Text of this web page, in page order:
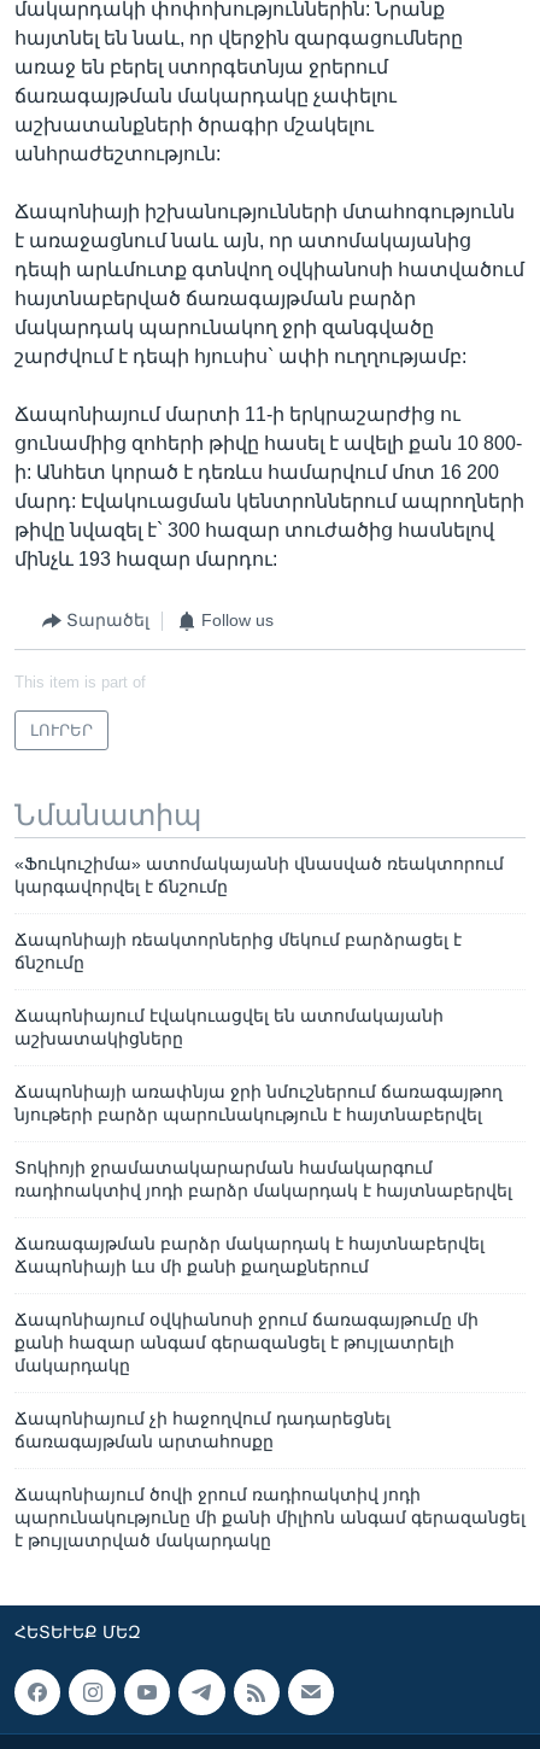
մակարդակի փոփոխություններին: Նրանք
հայտնել են նաև, որ վերջին զարգացումները
առաջ են բերել ստորգետնյա ջրերում
ճառագայթման մակարդակը չափելու
աշխատանքների ծրագիր մշակելու
անհրաժեշտություն:
Ճապոնիայի իշխանությունների մտահոգությունն
է առաջացնում նաև այն, որ ատոմակայանից
դեպի արևմուտք գտնվող օվկիանոսի հատվածում
հայտնաբերված ճառագայթման բարձր
մակարդակ պարունակող ջրի զանգվածը
շարժվում է դեպի հյուսիս` ափի ուղղությամբ:
Ճապոնիայում մարտի 11-ի երկրաշարժից ու
ցունամիից զոհերի թիվը հասել է ավելի քան 10 800-
ի: Անհետ կորած է դեռևս համարվում մոտ 16 200
մարդ: Էվակուացման կենտրոններում ապրողների
թիվը նվազել է` 300 հազար տուժածից հասնելով
մինչև 193 հազար մարդու:
Տարածել Follow us
This item is part of
ԼՈՒՐԵՐ
Նմանատիպ
«Ֆուկուշիմա» ատոմակայանի վնասված ռեակտորում
կարգավորվել է ճնշումը
Ճապոնիայի ռեակտորներից մեկում բարձրացել է
ճնշումը
Ճապոնիայում էվակուացվել են ատոմակայանի
աշխատակիցները
Ճապոնիայի առափնյա ջրի նմուշներում ճառագայթող
նյութերի բարձր պարունակություն է հայտնաբերվել
Տոկիոյի ջրամատակարարման համակարգում
ռադիոակտիվ յոդի բարձր մակարդակ է հայտնաբերվել
Ճառագայթման բարձր մակարդակ է հայտնաբերվել
Ճապոնիայի ևս մի քանի քաղաքներում
Ճապոնիայում օվկիանոսի ջրում ճառագայթումը մի
քանի հազար անգամ գերազանցել է թույլատրելի
մակարդակը
Ճապոնիայում չի հաջողվում դադարեցնել
ճառագայթման արտահոսքը
Ճապոնիայում ծովի ջրում ռադիոակտիվ յոդի
պարունակությունը մի քանի միլիոն անգամ գերազանցել
է թույլատրված մակարդակը
ՀԵՏԵՒԵՔ ՄԵԶ